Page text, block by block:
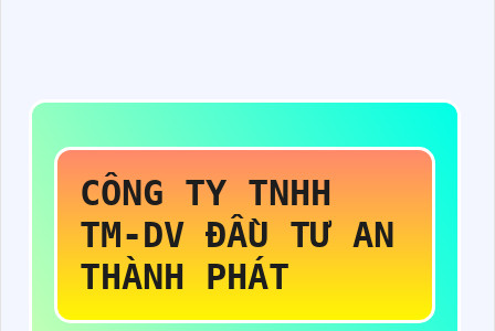
CÔNG TY TNHH
TM-DV ĐẦU TƯ AN
THÀNH PHÁT